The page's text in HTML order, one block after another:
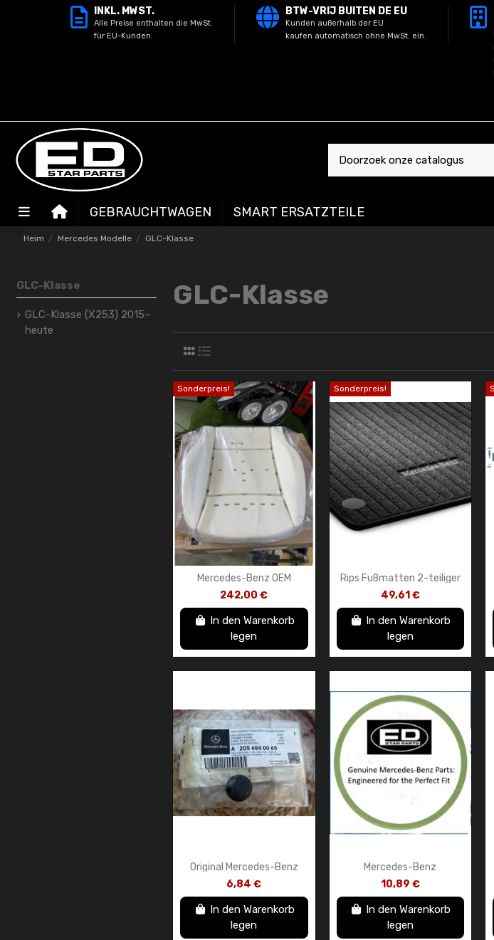
INKL. MWST.
Alle Preise enthalten die MwSt.
für EU-Kunden.
BTW-VRIJ BUITEN DE EU
Kunden außerhalb der EU
kaufen automatisch ohne MwSt. ein.
GEBRAUCHTWAGEN SMART ERSATZTEILE
Heim Mercedes Modelle GLC-Klasse
GLC-Klasse
Sonderpreis!
Mercedes-Benz OEM
Sitzschalen-Teilesatz
A0009103009
242,00 €
In den Warenkorb
legen
Sonderpreis!
Rips Fußmatten 2-teiliger
Satz hinten GLC Coupé
C253 schwarz Original
49,61 €
In den Warenkorb
legen
Original Mercedes-Benz
A2056840065
Montagerahmen – Neues
6,84 €
In den Warenkorb
legen
Mercedes-Benz
Luftfilterdichtung –
A2640910000
10,89 €
In den Warenkorb
legen
GLC-Klasse
GLC-Klasse (X253) 2015–
heute